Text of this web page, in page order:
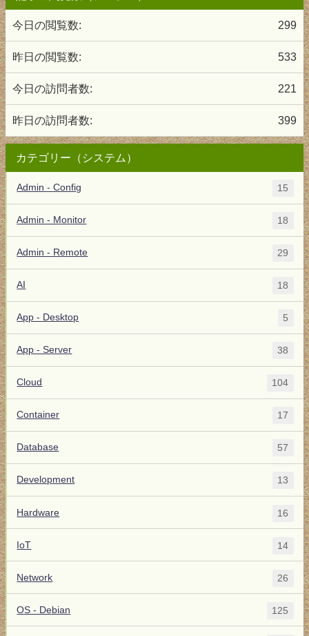
299
今日の閲覧数:
533
昨日の閲覧数:
221
今日の訪問者数:
399
昨日の訪問者数:
カテゴリー（システム）
Admin - Config 15
Admin - Monitor 18
Admin - Remote 29
AI 18
App - Desktop 5
App - Server 38
Cloud 104
Container 17
Database 57
Development 13
Hardware 16
IoT 14
Network 26
OS - Debian 125